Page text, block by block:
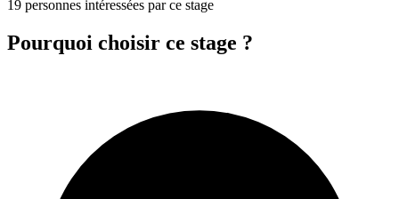
19 personnes intéressées par ce stage
Pourquoi choisir ce stage ?